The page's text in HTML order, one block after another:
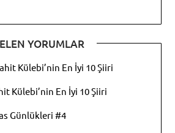
YORUMLAR
Külebi’nin En İyi 10 Şiiri
Külebi’nin En İyi 10 Şiiri
Günlükleri #4